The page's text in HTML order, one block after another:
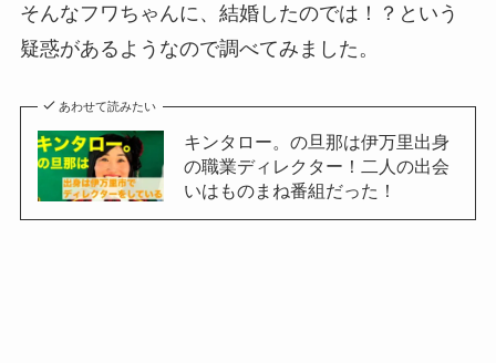
そんなフワちゃんに、結婚したのでは！？という
疑惑があるようなので調べてみました。
あわせて読みたい
キンタロー。の旦那は伊万里出身
の職業ディレクター！二人の出会
いはものまね番組だった！